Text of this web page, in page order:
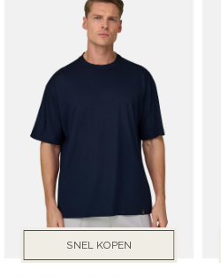
SNEL KOPEN